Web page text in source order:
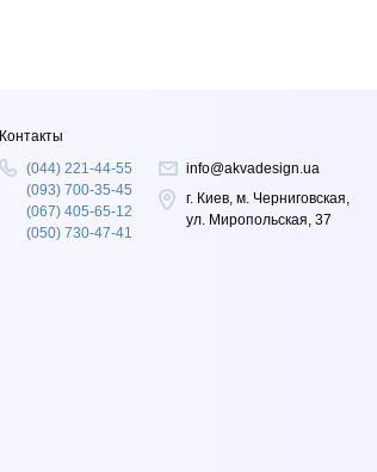
Контакты
(044) 221-44-55
(093) 700-35-45
(067) 405-65-12
(050) 730-47-41
info@akvadesign.ua
г. Киев, м. Черниговская,
ул. Миропольская, 37